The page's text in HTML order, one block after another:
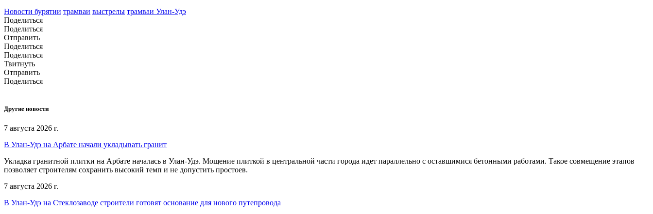
Новости бурятии трамваи выстрелы трамваи Улан-Удэ
Поделиться
Поделиться
Отправить
Поделиться
Поделиться
Твитнуть
Отправить
Поделиться
Другие новости
7 августа 2026 г.
В Улан-Удэ на Арбате начали укладывать гранит
Укладка гранитной плитки на Арбате началась в Улан-Удэ. Мощение плиткой в центральной части города идет параллельно с оставшимися бетонными работами. Такое совмещение этапов
позволяет строителям сохранить высокий темп и не допустить простоев.
7 августа 2026 г.
В Улан-Удэ на Стеклозаводе строители готовят основание для нового путепровода